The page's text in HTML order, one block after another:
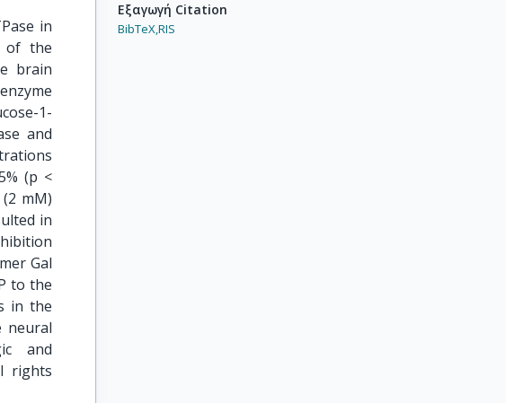
in
of the
brain
1-
and
(p <
mM)
in
Gal
to the
in the
neural
and
rights
Εξαγωγή Citation
BibTeX,RIS